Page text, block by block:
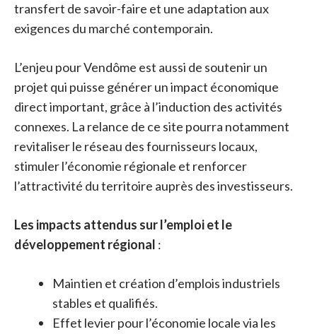
transfert de savoir-faire et une adaptation aux
exigences du marché contemporain.
L’enjeu pour Vendôme est aussi de soutenir un
projet qui puisse générer un impact économique
direct important, grâce à l’induction des activités
connexes. La relance de ce site pourra notamment
revitaliser le réseau des fournisseurs locaux,
stimuler l’économie régionale et renforcer
l’attractivité du territoire auprès des investisseurs.
Les impacts attendus sur l’emploi et le
développement régional :
Maintien et création d’emplois industriels
stables et qualifiés.
Effet levier pour l’économie locale via les